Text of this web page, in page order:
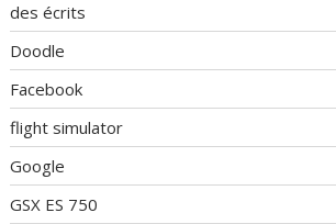
des écrits
Doodle
Facebook
flight simulator
Google
GSX ES 750